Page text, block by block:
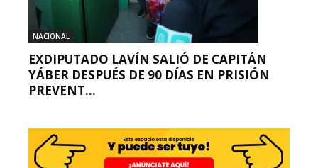
NACIONAL
EXDIPUTADO LAVÍN SALIÓ DE CAPITÁN
YÁBER DESPUÉS DE 90 DÍAS EN PRISIÓN
PREVENT...